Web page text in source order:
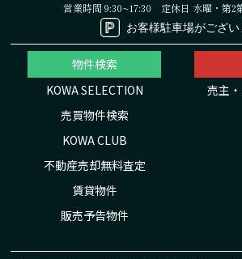
営業時間 9:30~17:30 定休日 水曜・第2
お客様駐車場がござい
物件検索
KOWA SELECTION
売買物件検索
KOWA CLUB
不動産売却無料査定
賃貸物件
販売予告物件
売主